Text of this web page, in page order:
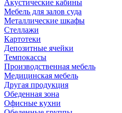
Акустические кабины
Мебель для залов суда
Металлические шкафы
Стеллажи
Картотеки
Депозитные ячейки
Темпокассы
Производственная мебель
Медицинская мебель
Другая продукция
Обеденная зона
Офисные кухни